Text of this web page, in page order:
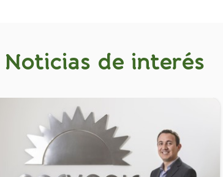
Noticias de interés